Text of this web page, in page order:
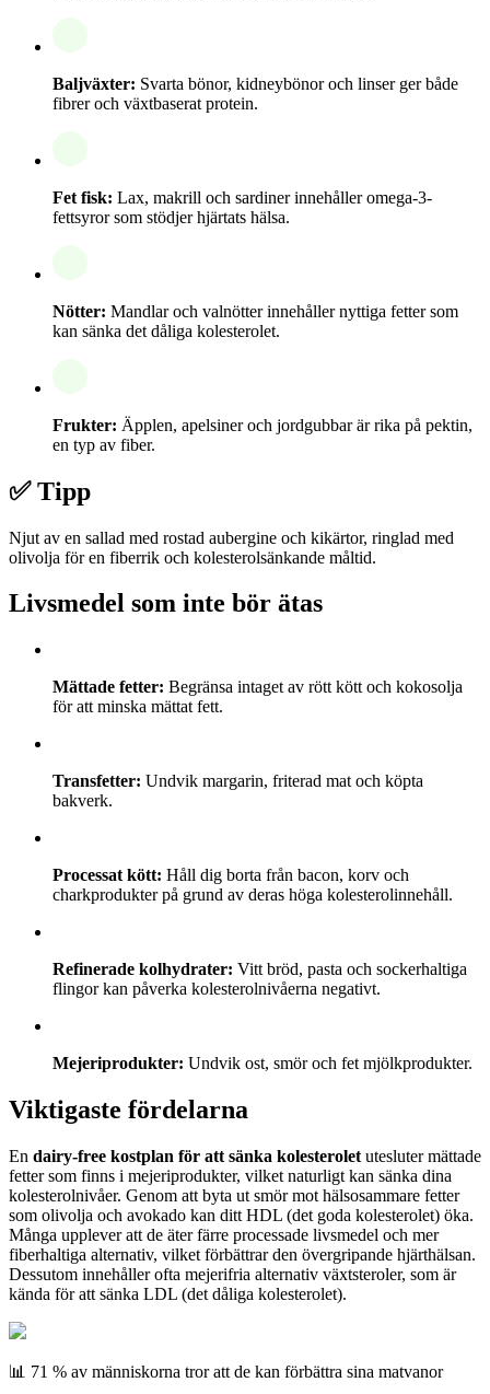
Baljväxter: Svarta bönor, kidneybönor och linser ger både
fibrer och växtbaserat protein.
Fet fisk: Lax, makrill och sardiner innehåller omega-3-
fettsyror som stödjer hjärtats hälsa.
Nötter: Mandlar och valnötter innehåller nyttiga fetter som
kan sänka det dåliga kolesterolet.
Frukter: Äpplen, apelsiner och jordgubbar är rika på pektin,
en typ av fiber.
✅ Tipp
Njut av en sallad med rostad aubergine och kikärtor, ringlad med
olivolja för en fiberrik och kolesterolsänkande måltid.
Livsmedel som inte bör ätas
Mättade fetter: Begränsa intaget av rött kött och kokosolja
för att minska mättat fett.
Transfetter: Undvik margarin, friterad mat och köpta
bakverk.
Processat kött: Håll dig borta från bacon, korv och
charkprodukter på grund av deras höga kolesterolinnehåll.
Refinerade kolhydrater: Vitt bröd, pasta och sockerhaltiga
flingor kan påverka kolesterolnivåerna negativt.
Mejeriprodukter: Undvik ost, smör och fet mjölkprodukter.
Viktigaste fördelarna
En dairy-free kostplan för att sänka kolesterolet utesluter mättade
fetter som finns i mejeriprodukter, vilket naturligt kan sänka dina
kolesterolnivåer. Genom att byta ut smör mot hälsosammare fetter
som olivolja och avokado kan ditt HDL (det goda kolesterolet) öka.
Många upplever att de äter färre processade livsmedel och mer
fiberhaltiga alternativ, vilket förbättrar den övergripande hjärthälsan.
Dessutom innehåller ofta mejerifria alternativ växtsteroler, som är
kända för att sänka LDL (det dåliga kolesterolet).
📊 71 % av människorna tror att de kan förbättra sina matvanor